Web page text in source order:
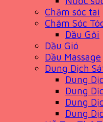
Chăm sóc tai
Chăm Sóc
Dầu Gội
Dầu Gió
Dầu Massage
Dung Dịch
Dung
Dung
Dung
Dung